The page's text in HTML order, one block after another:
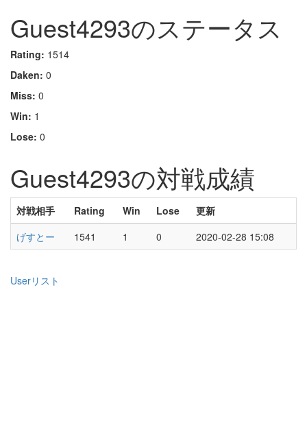
Guest4293のステータス
Rating: 1514
Daken: 0
Miss: 0
Win: 1
Lose: 0
Guest4293の対戦成績
対戦相手 Rating Win Lose
更新
げすとー
1541 1 0 2020-02-28 15:08
Userリスト